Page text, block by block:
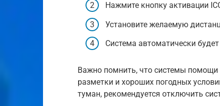
Нажмите кнопку активации
Установите желаемую
Система автоматически
Важно помнить, что системы помощи
разметки и хороших погодных
туман, рекомендуется отключить